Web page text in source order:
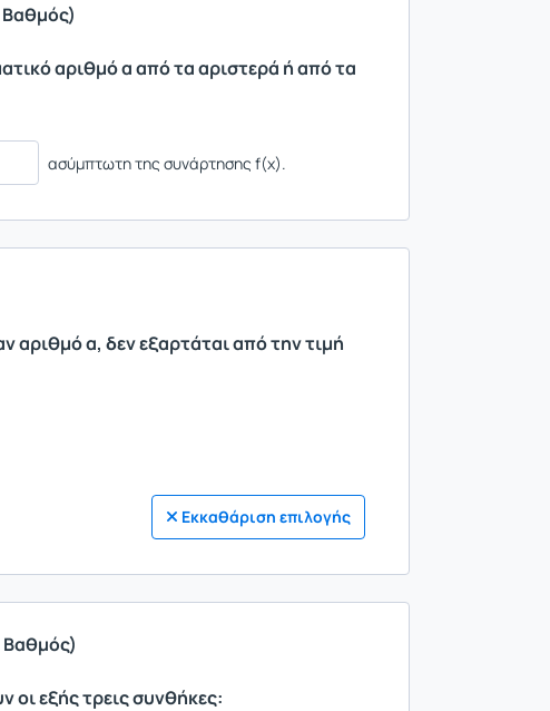
αριθμό α από τα αριστερά ή από τα
ασύμπτωτη της συνάρτησης f(x).
αριθμό α, δεν εξαρτάται από την τιμή
Εκκαθάριση επιλογής
οι εξής τρεις συνθήκες: